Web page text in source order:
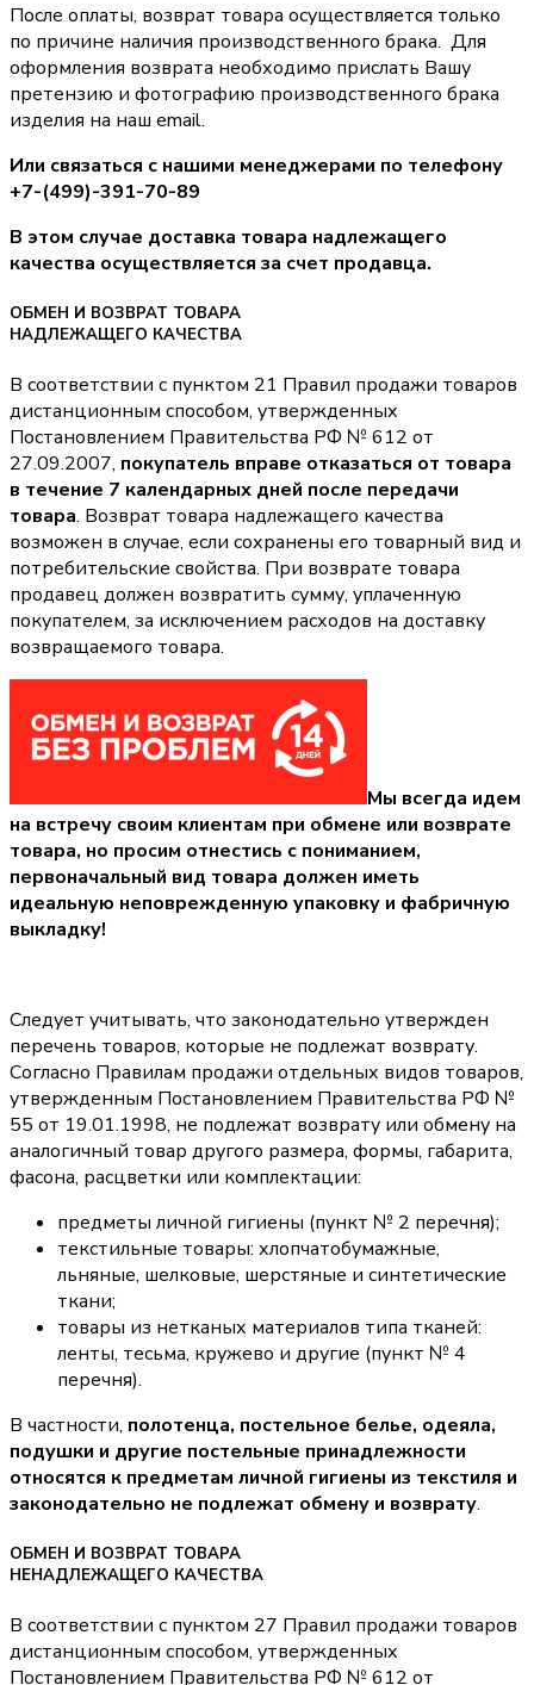
После оплаты, возврат товара осуществляется только
по причине наличия производственного брака. Для
оформления возврата необходимо прислать Вашу
претензию и фотографию производственного брака
изделия на наш email.
Или связаться с нашими менеджерами по телефону
+7-(499)-391-70-89
В этом случае доставка товара надлежащего
качества осуществляется за счет продавца.
ОБМЕН И ВОЗВРАТ ТОВАРА
НАДЛЕЖАЩЕГО КАЧЕСТВА
В соответствии с пунктом 21 Правил продажи товаров
дистанционным способом, утвержденных
Постановлением Правительства РФ № 612 от
27.09.2007, покупатель вправе отказаться от товара
в течение 7 календарных дней после передачи
товара. Возврат товара надлежащего качества
возможен в случае, если сохранены его товарный вид и
потребительские свойства. При возврате товара
продавец должен возвратить сумму, уплаченную
покупателем, за исключением расходов на доставку
возвращаемого товара.
Мы всегда идем
на встречу своим клиентам при обмене или возврате
товара, но просим отнестись с пониманием,
первоначальный вид товара должен иметь
идеальную неповрежденную упаковку и фабричную
выкладку!
Следует учитывать, что законодательно утвержден
перечень товаров, которые не подлежат возврату.
Согласно Правилам продажи отдельных видов товаров,
утвержденным Постановлением Правительства РФ №
55 от 19.01.1998, не подлежат возврату или обмену на
аналогичный товар другого размера, формы, габарита,
фасона, расцветки или комплектации:
предметы личной гигиены (пункт № 2 перечня);
текстильные товары: хлопчатобумажные,
льняные, шелковые, шерстяные и синтетические
ткани;
товары из нетканых материалов типа тканей:
ленты, тесьма, кружево и другие (пункт № 4
перечня).
В частности, полотенца, постельное белье, одеяла,
подушки и другие постельные принадлежности
относятся к предметам личной гигиены из текстиля и
законодательно не подлежат обмену и возврату.
ОБМЕН И ВОЗВРАТ ТОВАРА
НЕНАДЛЕЖАЩЕГО КАЧЕСТВА
В соответствии с пунктом 27 Правил продажи товаров
дистанционным способом, утвержденных
Постановлением Правительства РФ № 612 от